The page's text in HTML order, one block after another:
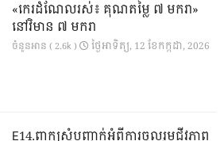
«កេរដំណែលរស់៖ គុណតម្លៃ ៧ មករា»
នៅវិមាន ៧ មករា
ចំនួនអាន ( 2.6k ) ថ្ងៃ​អាទិត្យ, 12 ខែ​កក្កដា, 2026
E14.ពាក្យសុំបញ្ជាក់អំពីការចូលរួមជីវភាព